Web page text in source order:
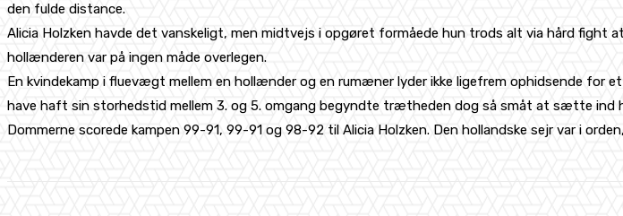
den fulde distance.
Alicia Holzken havde det vanskeligt, men midtvejs i opgøret formåede hun trods alt via hård fight
hollænderen var på ingen måde overlegen.
En kvindekamp i fluevægt mellem en hollænder og en rumæner lyder ikke ligefrem ophidsende for
have haft sin storhedstid mellem 3. og 5. omgang begyndte trætheden dog så småt at sætte
Dommerne scorede kampen 99-91, 99-91 og 98-92 til Alicia Holzken. Den hollandske sejr var i